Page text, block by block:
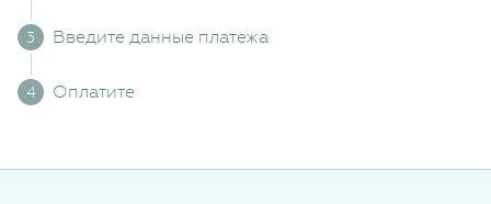
Введите данные платежа
Оплатите